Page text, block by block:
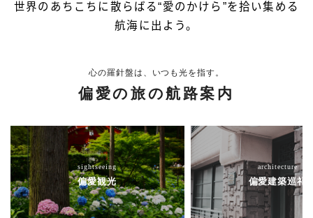
世界のあちこちに散らばる“愛のかけら”を拾い集める
航海に出よう。
心の羅針盤は、いつも光を指す。
偏愛の旅の航路案内
sightseeing
偏愛観光
architecture
偏愛建築巡礼